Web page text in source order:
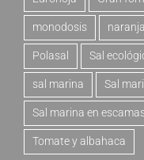
monodosis naranja
Polasal Sal
sal marina Sal
Sal marina en
Tomate y albahaca